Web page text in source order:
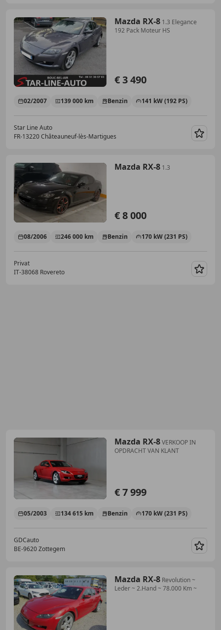
Mazda RX-8 1.3 Elegance
192 Pack Moteur HS
€ 3 490
02/2007 139 000 km Benzin 141 kW (192 PS)
Star Line Auto
FR-13220 Châteauneuf-lès-Martigues
Mazda RX-8 1.3
€ 8 000
08/2006 246 000 km Benzin 170 kW (231 PS)
Privat
IT-38068 Rovereto
Mazda RX-8VERKOOP IN
OPDRACHT VAN KLANT
€ 7 999
05/2003 134 615 km Benzin 170 kW (231 PS)
GDCauto
BE-9620 Zottegem
Mazda RX-8 Revolution ~
Leder ~ 2.Hand ~ 78.000 Km ~